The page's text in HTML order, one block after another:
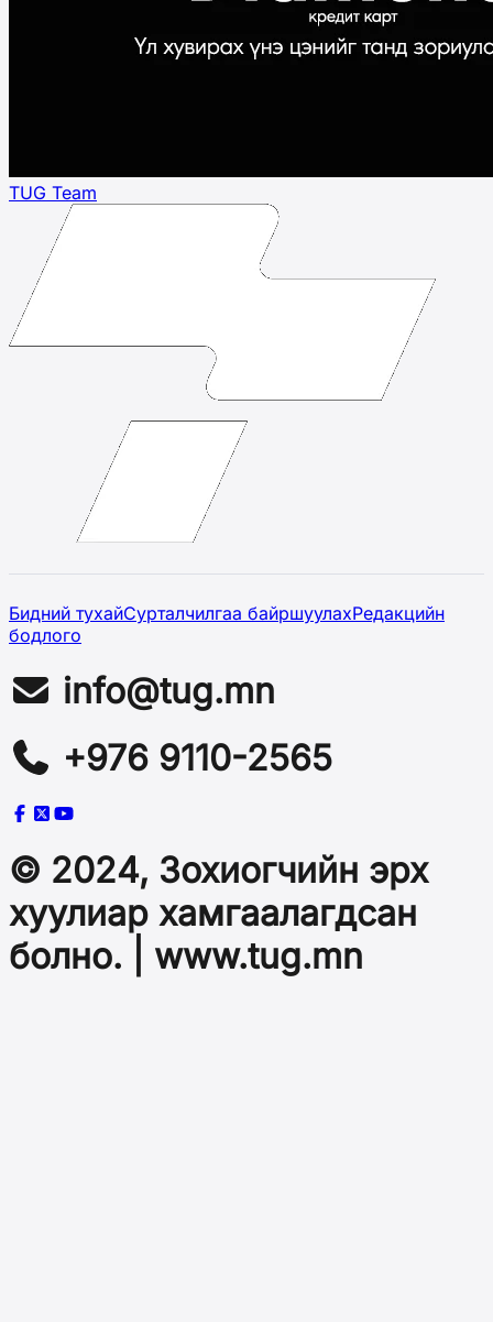
TUG Team
Бидний тухайСурталчилгаа байршуулахРедакцийн
бодлого
info@tug.mn
+976 9110-2565
© 2024, Зохиогчийн эрх
хуулиар хамгаалагдсан
болно. | www.tug.mn